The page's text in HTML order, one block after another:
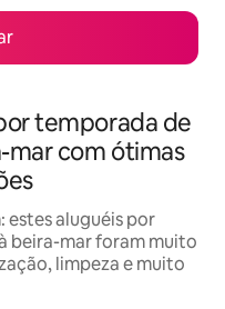
temporada de
mar com ótimas
estes aluguéis por
beira-mar foram muito
limpeza e muito